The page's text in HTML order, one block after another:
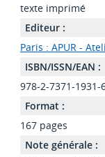
texte imprimé
Editeur :
Paris : APUR -
ISBN/ISSN/EAN :
978-2-7371-1931-
Format :
167 pages
Note générale :